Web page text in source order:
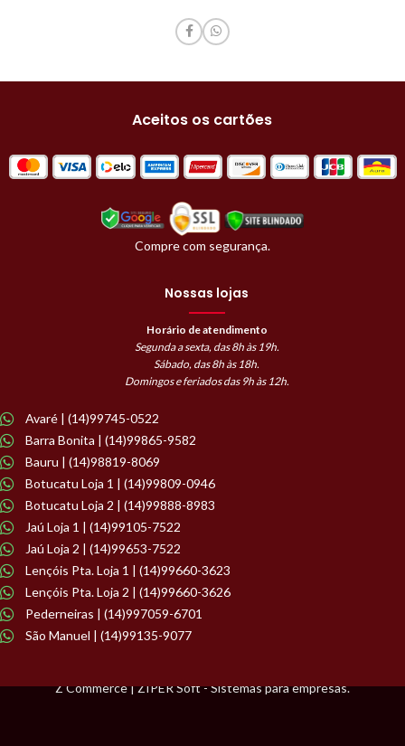
Aceitos os cartões
Compre com segurança.
Nossas lojas
Horário de atendimento
Segunda a sexta, das 8h às 19h.
Sábado, das 8h às 18h.
Domingos e feriados das 9h às 12h.
Avaré | (14)99745-0522
Barra Bonita | (14)99865-9582
Bauru | (14)98819-8069
Botucatu Loja 1 | (14)99809-0946
Botucatu Loja 2 | (14)99888-8983
Jaú Loja 1 | (14)99105-7522
Jaú Loja 2 | (14)99653-7522
Lençóis Pta. Loja 1 | (14)99660-3623
Lençóis Pta. Loja 2 | (14)99660-3626
Pederneiras | (14)997059-6701
São Manuel | (14)99135-9077
Z Commerce | ZIPER Soft - Sistemas para empresas.